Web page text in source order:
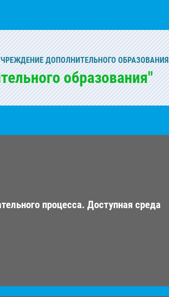
ДОПОЛНИТЕЛЬНОГО ОБРАЗОВАНИЯ
образования"
процесса. Доступная среда